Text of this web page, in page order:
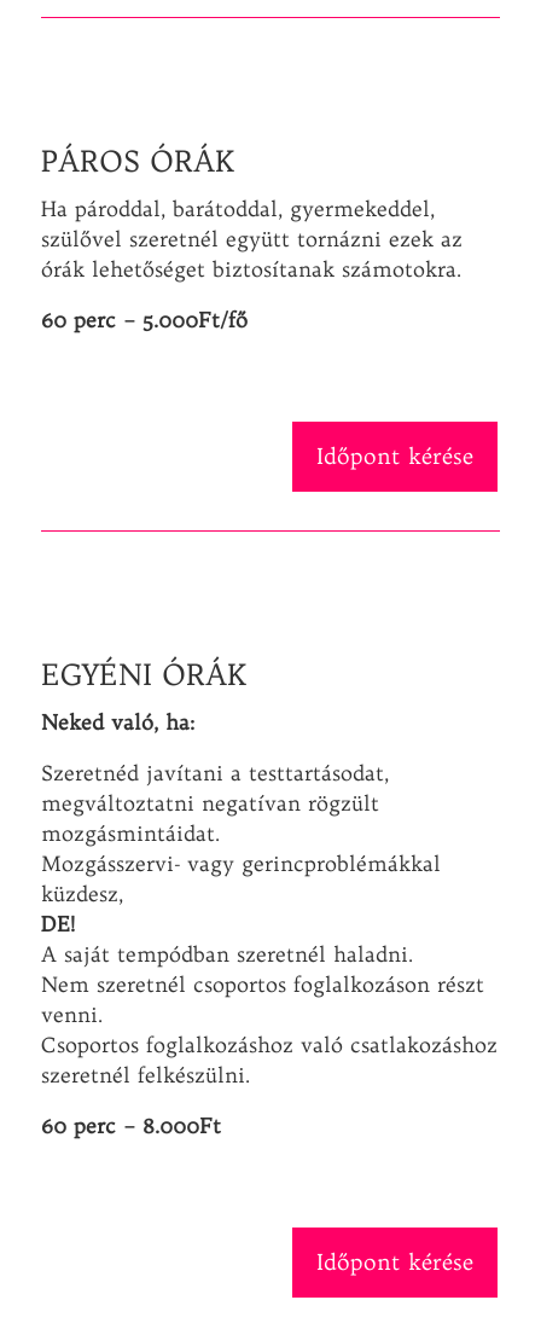
PÁROS ÓRÁK
Ha pároddal, barátoddal, gyermekeddel,
szülővel szeretnél együtt tornázni ezek az
órák lehetőséget biztosítanak számotokra.
60 perc – 5.000Ft/fő
Időpont kérése
EGYÉNI ÓRÁK
Neked való, ha:
Szeretnéd javítani a testtartásodat,
megváltoztatni negatívan rögzült
mozgásmintáidat.
Mozgásszervi- vagy gerincproblémákkal
küzdesz,
DE!
A saját tempódban szeretnél haladni.
Nem szeretnél csoportos foglalkozáson részt
venni.
Csoportos foglalkozáshoz való csatlakozáshoz
szeretnél felkészülni.
60 perc – 8.000Ft
Időpont kérése